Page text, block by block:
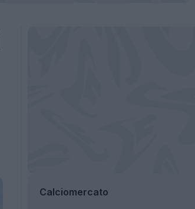
Calciomercato